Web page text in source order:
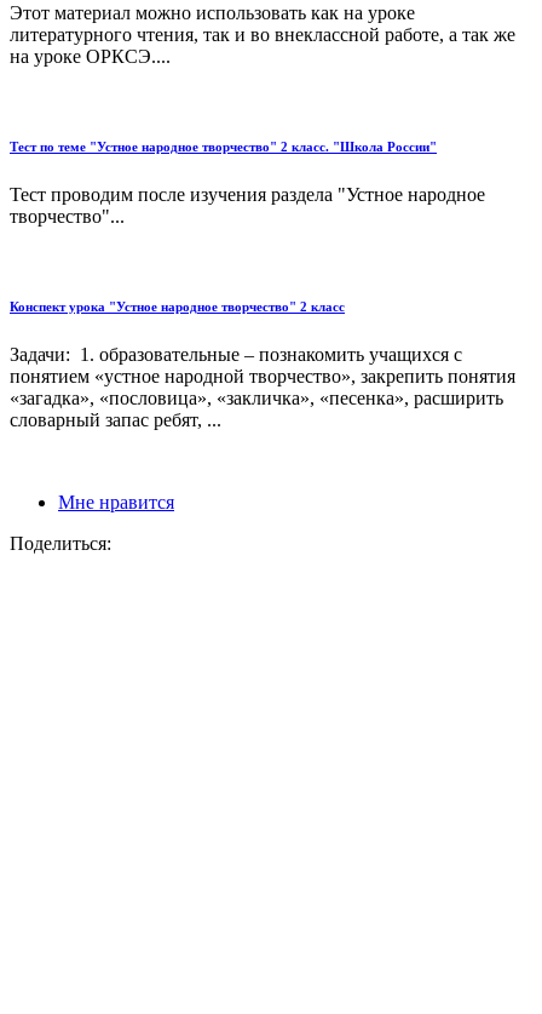
Этот материал можно использовать как на уроке
литературного чтения, так и во внеклассной работе, а так же
на уроке ОРКСЭ....
Тест по теме "Устное народное творчество" 2 класс. "Школа России"
Тест проводим после изучения раздела "Устное народное
творчество"...
Конспект урока "Устное народное творчество" 2 класс
Задачи: 1. образовательные – познакомить учащихся с
понятием «устное народной творчество», закрепить понятия
«загадка», «пословица», «закличка», «песенка», расширить
словарный запас ребят, ...
Мне нравится
Поделиться: